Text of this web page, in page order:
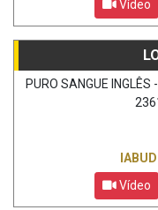
Vídeo
PURO SANGUE
Vídeo